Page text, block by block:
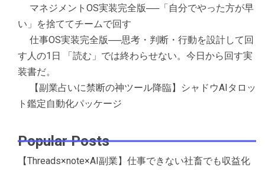
マネジメントOS実装完全版──「自分でやった方が早
い」を捨ててチームで回す
仕事OS実装完全版──思考・判断・行動を設計して回
す人の1日 「読む」では終わらせない。今日から回す実
装書だ。
【副業占いに禁断の神ツール降臨】シャドウAIタロッ
ト鑑定自動化パッケージ
Popular Posts
【Threads×note×AI副業】仕事できない社畜でも収益化